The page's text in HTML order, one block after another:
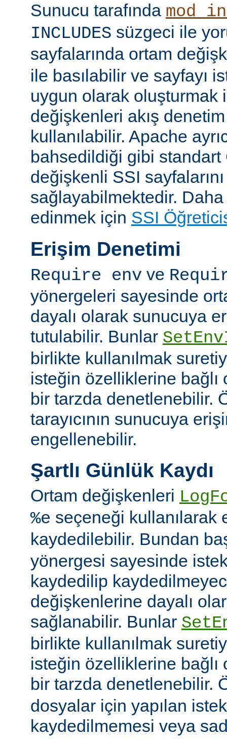
Sunucu tarafında
INCLUDES süzgeci ile
sayfalarında ortam
ile basılabilir ve sayfayı
uygun olarak oluşturmak
değişkenleri akış
kullanılabilir. Apache
bahsedildiği gibi standart
değişkenli SSI
sağlayabilmektedir. Daha
edinmek için SSI
Erişim Denetimi
Require env ve
yönergeleri sayesinde
dayalı olarak sunucuya
tutulabilir. Bunlar
birlikte kullanılmak
isteğin özelliklerine
bir tarzda denetlenebilir.
tarayıcının sunucuya
engellenebilir.
Şartlı Günlük Kaydı
Ortam değişkenleri
%e seçeneği kullanılarak
kaydedilebilir. Bundan
yönergesi sayesinde
kaydedilip
değişkenlerine dayalı
sağlanabilir. Bunlar
birlikte kullanılmak
isteğin özelliklerine
bir tarzda denetlenebilir.
dosyalar için yapılan
kaydedilmemesi veya